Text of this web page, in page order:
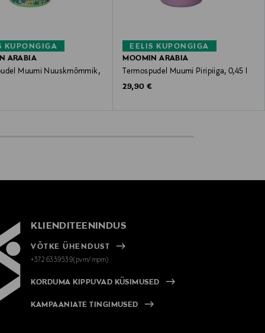
KUPONGIGA
ARABIA
Muumi Nuuskmõmmik,
EELIS KUPONGIGA
MOOMIN ARABIA
Termospudel Muumi Piripiiga, 0,45 l
Original Price
29,90 €
KLIENDITEENINDUS
VÕTKE ÜHENDUST
+372 6339539(pvm/mpm)
KORDUMA KIPPUVAD KÜSIMUSED
KAMPAANIATE TINGIMUSED